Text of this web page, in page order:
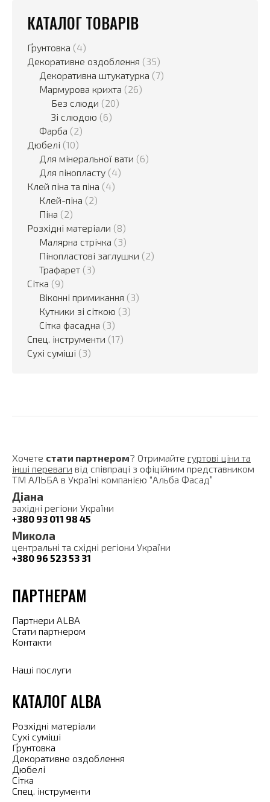
КАТАЛОГ ТОВАРІВ
Ґрунтовка (4)
Декоративне оздоблення (35)
Декоративна штукатурка (7)
Мармурова крихта (26)
Без слюди (20)
Зі слюдою (6)
Фарба (2)
Дюбелі (10)
Для мінеральної вати (6)
Для пінопласту (4)
Клей піна та піна (4)
Клей-піна (2)
Піна (2)
Розхідні матеріали (8)
Малярна стрічка (3)
Пінопластові заглушки (2)
Трафарет (3)
Сітка (9)
Віконні примикання (3)
Кутники зі сіткою (3)
Сітка фасадна (3)
Спец. інструменти (17)
Сухі суміші (3)
Хочете стати партнером? Отримайте гуртові ціни та
інші переваги від співпраці з офіційним представником
ТМ АЛЬБА в Україні компанією “Альба Фасад”
Діана
західні регіони України
+380 93 011 98 45
Микола
центральні та східні регіони України
+380 96 523 53 31
ПАРТНЕРАМ
Партнери ALBA
Стати партнером
Контакти
Наші послуги
КАТАЛОГ ALBA
Розхідні матеріали
Сухі суміші
Ґрунтовка
Декоративне оздоблення
Дюбелі
Сітка
Спец. інструменти